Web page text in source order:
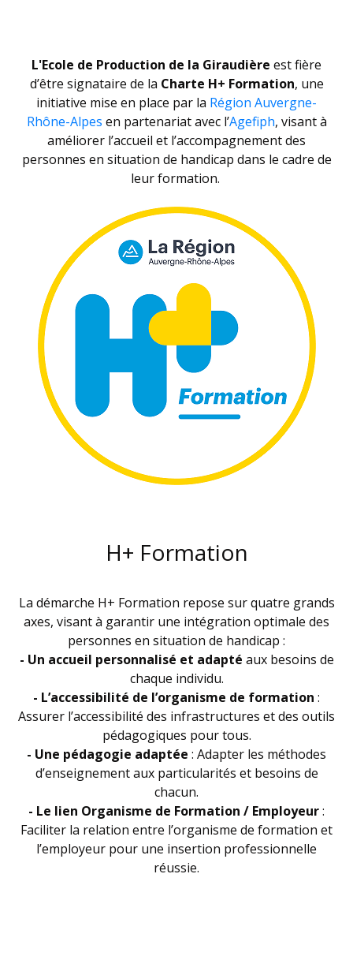
CONTACT
L'Ecole de Production de la Giraudière est fière
d’être signataire de la Charte H+ Formation, une
initiative mise en place par la Région Auvergne-
Rhône-Alpes en partenariat avec l’Agefiph, visant à
améliorer l’accueil et l’accompagnement des
personnes en situation de handicap dans le cadre de
leur formation.
H+ Formation
La démarche H+ Formation repose sur quatre grands
axes, visant à garantir une intégration optimale des
personnes en situation de handicap :
- Un accueil personnalisé et adapté aux besoins de
chaque individu.
- L’accessibilité de l’organisme de formation :
Assurer l’accessibilité des infrastructures et des outils
pédagogiques pour tous.
- Une pédagogie adaptée : Adapter les méthodes
d’enseignement aux particularités et besoins de
chacun.
- Le lien Organisme de Formation / Employeur:
Faciliter la relation entre l’organisme de formation et
l’employeur pour une insertion professionnelle
réussie.